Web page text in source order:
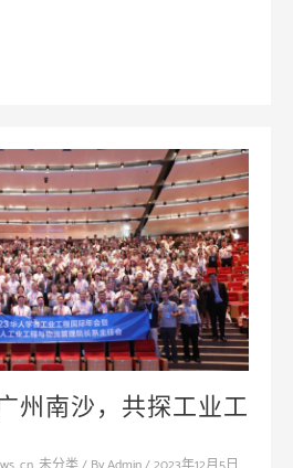
州南沙，共探工业工